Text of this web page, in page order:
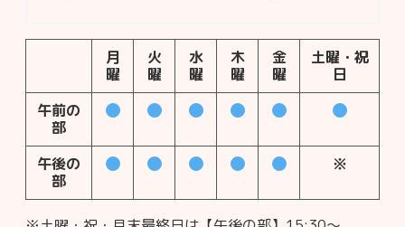
月
曜
火
曜
水
曜
木
曜
金
曜
土曜・祝
日
午前の
部
午後の
部
※